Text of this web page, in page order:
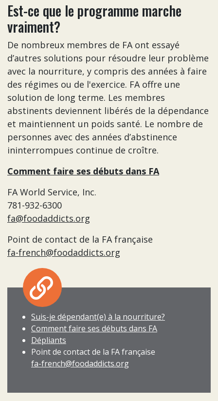
Est-ce que le programme marche
vraiment?
De nombreux membres de FA ont essayé
d’autres solutions pour résoudre leur problème
avec la nourriture, y compris des années à faire
des régimes ou de l'exercice. FA offre une
solution de long terme. Les membres
abstinents deviennent libérés de la dépendance
et maintiennent un poids santé. Le nombre de
personnes avec des années d’abstinence
ininterrompues continue de croître.
Comment faire ses débuts dans FA
FA World Service, Inc.
781-932-6300
fa@foodaddicts.org
Point de contact de la FA française
fa-french@foodaddicts.org
Suis-je dépendant(e) à la nourriture?
Comment faire ses débuts dans FA
Dépliants
Point de contact de la FA française
fa-french@foodaddicts.org